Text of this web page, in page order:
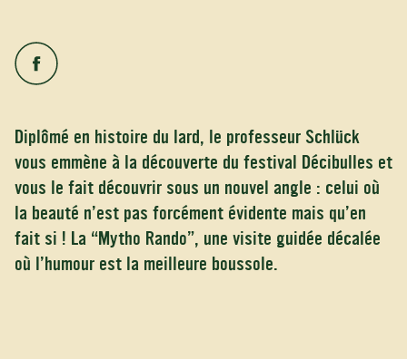
Diplômé en histoire du lard, le professeur Schlück
vous emmène à la découverte du festival Décibulles et
vous le fait découvrir sous un nouvel angle : celui où
la beauté n’est pas forcément évidente mais qu’en
fait si ! La “Mytho Rando”, une visite guidée décalée
où l’humour est la meilleure boussole.